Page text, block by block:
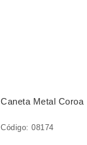
Caneta Metal Coroa
Código: 08174